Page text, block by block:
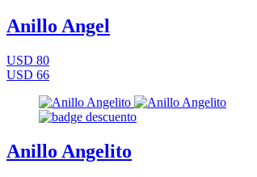
Anillo Angel
USD 80
USD 66
Anillo Angelito